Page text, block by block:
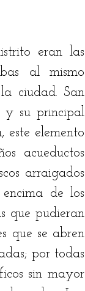
eran las
al mismo
ciudad. San
y su principal
este elemento
acueductos
arraigados
de los
que pudieran
que se abren
por todas
sin mayor